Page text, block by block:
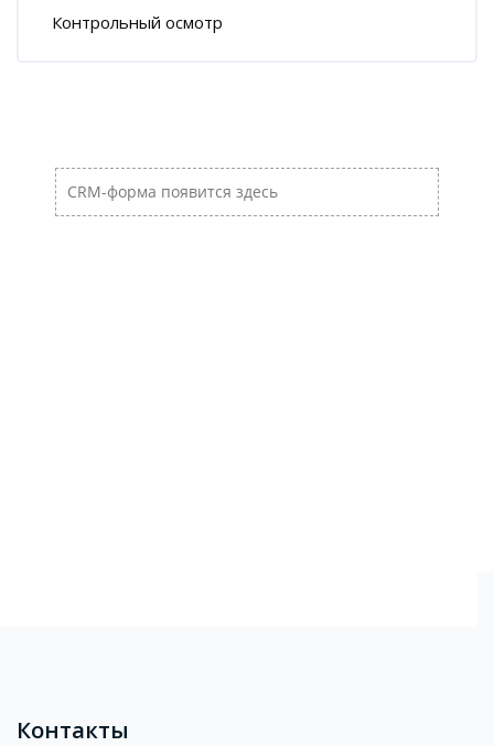
Контрольный осмотр
Контакты